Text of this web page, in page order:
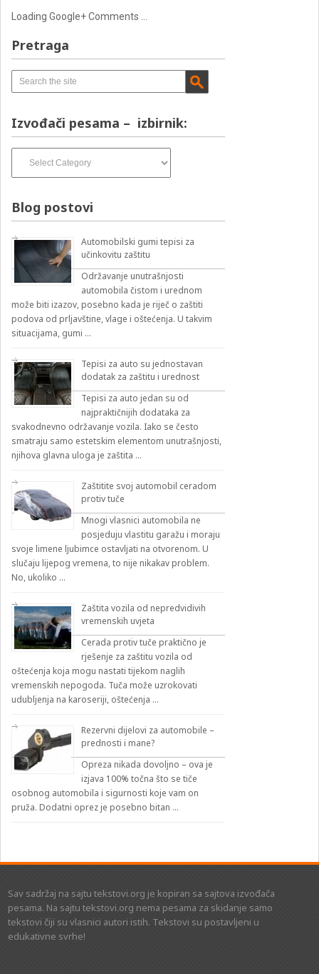
Loading Google+ Comments ...
Pretraga
Izvođači pesama – izbirnik:
pesama
Blog postovi
Automobilski gumi tepisi za
učinkovitu zaštitu
Održavanje unutrašnjosti
automobila čistom i urednom
može biti izazov, posebno kada je riječ o zaštiti
podova od prljavštine, vlage i oštećenja. U takvim
situacijama, gumi …
Tepisi za auto su jednostavan
dodatak za zaštitu i urednost
Tepisi za auto jedan su od
najpraktičnijih dodataka za
svakodnevno održavanje vozila. Iako se često
smatraju samo estetskim elementom unutrašnjosti,
njihova glavna uloga je zaštita …
Zaštitite svoj automobil ceradom
protiv tuče
Mnogi vlasnici automobila ne
posjeduju vlastitu garažu i moraju
svoje limene ljubimce ostavljati na otvorenom. U
slučaju lijepog vremena, to nije nikakav problem.
No, ukoliko …
Zaštita vozila od nepredvidivih
vremenskih uvjeta
Cerada protiv tuče praktično je
rješenje za zaštitu vozila od
oštećenja koja mogu nastati tijekom naglih
vremenskih nepogoda. Tuča može uzrokovati
udubljenja na karoseriji, oštećenja …
Rezervni dijelovi za automobile –
prednosti i mane?
Opreza nikada dovoljno – ova je
izjava 100% točna što se tiče
osobnog automobila i sigurnosti koje vam on
pruža. Dodatni oprez je posebno bitan …
Sav sadržaj na sajtu tekstovi.org je kopiran sa sajtova izvođača
pesama. Na sajtu tekstovi.org nema pesama za skidanje samo
tekstovi čiji su vlasnici autori istih. Tekstovi su postavljeni u
edukativne svrhe!